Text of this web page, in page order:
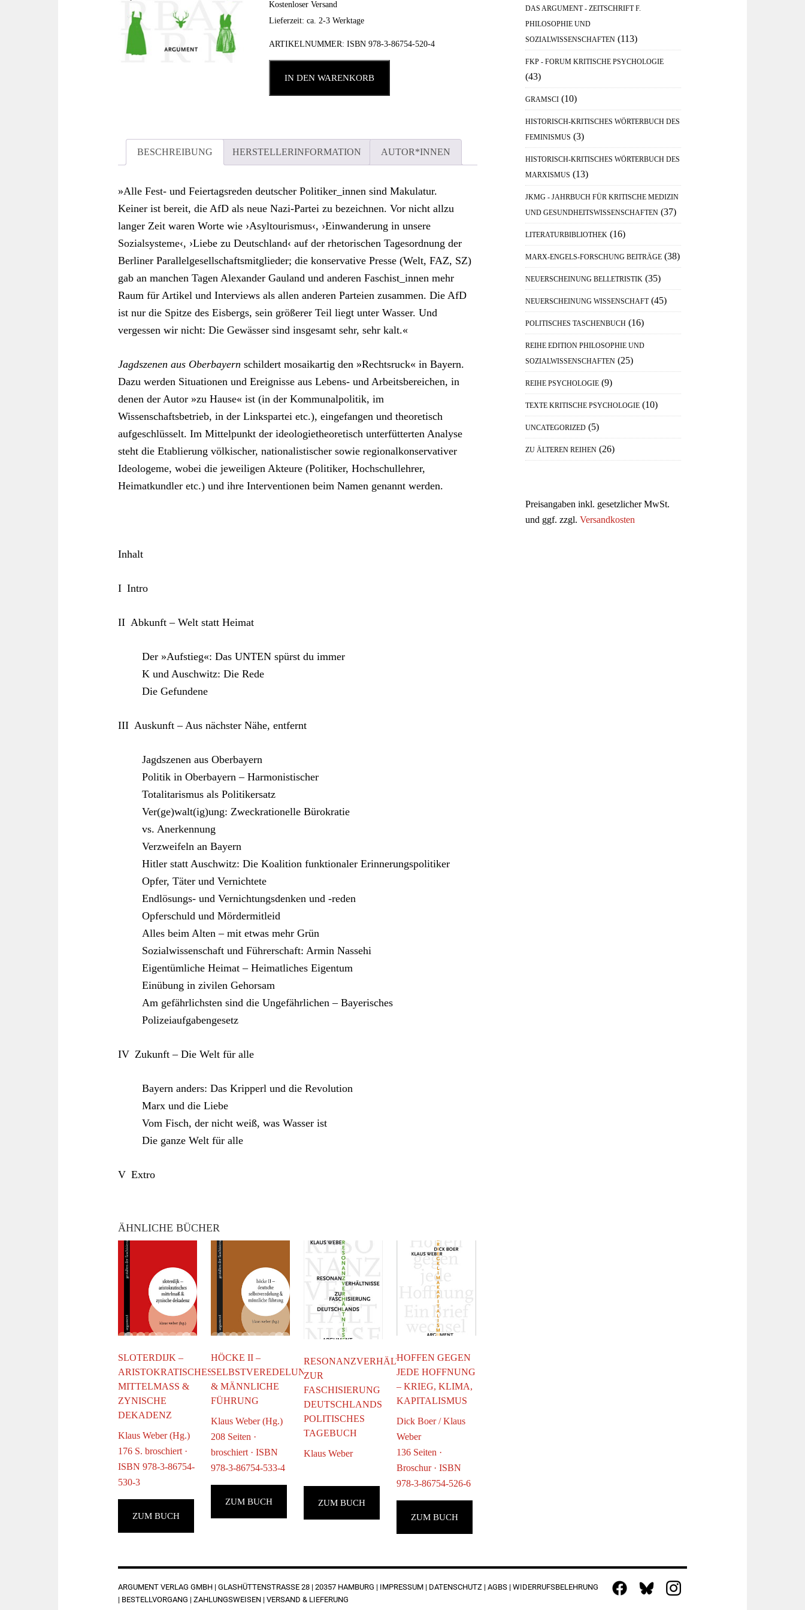
Kostenloser Versand
Lieferzeit: ca. 2-3 Werktage
ARTIKELNUMMER: ISBN 978-3-86754-520-4
IN DEN WARENKORB
BESCHREIBUNG HERSTELLERINFORMATION AUTOR*INNEN
»Alle Fest- und Feiertagsreden deutscher Politiker_innen sind Makulatur.
Keiner ist bereit, die AfD als neue Nazi-Partei zu bezeichnen. Vor nicht allzu
langer Zeit waren Worte wie ›Asyltourismus‹, ›Einwanderung in unsere
Sozialsysteme‹, ›Liebe zu Deutschland‹ auf der rhetorischen Tagesordnung der
Berliner Parallelgesellschaftsmitglieder; die konservative Presse (Welt, FAZ, SZ)
gab an manchen Tagen Alexander Gauland und anderen Faschist_innen mehr
Raum für Artikel und Interviews als allen anderen Parteien zusammen. Die AfD
ist nur die Spitze des Eisbergs, sein größerer Teil liegt unter Wasser. Und
vergessen wir nicht: Die Gewässer sind insgesamt sehr, sehr kalt.«
Jagdszenen aus Oberbayern schildert mosaikartig den »Rechtsruck« in Bayern.
Dazu werden Situationen und Ereignisse aus Lebens- und Arbeitsbereichen, in
denen der Autor »zu Hause« ist (in der Kommunalpolitik, im
Wissenschaftsbetrieb, in der Linkspartei etc.), eingefangen und theoretisch
aufgeschlüsselt. Im Mittelpunkt der ideologietheoretisch unterfütterten Analyse
steht die Etablierung völkischer, nationalistischer sowie regionalkonservativer
Ideologeme, wobei die jeweiligen Akteure (Politiker, Hochschullehrer,
Heimatkundler etc.) und ihre Interventionen beim Namen genannt werden.
Inhalt
I Intro
II Abkunft – Welt statt Heimat
Der »Aufstieg«: Das UNTEN spürst du immer
K und Auschwitz: Die Rede
Die Gefundene
III Auskunft – Aus nächster Nähe, entfernt
Jagdszenen aus Oberbayern
Politik in Oberbayern – Harmonistischer
Totalitarismus als Politikersatz
Ver(ge)walt(ig)ung: Zweckrationelle Bürokratie
vs. Anerkennung
Verzweifeln an Bayern
Hitler statt Auschwitz: Die Koalition funktionaler Erinnerungspolitiker
Opfer, Täter und Vernichtete
Endlösungs- und Vernichtungsdenken und -reden
Opferschuld und Mördermitleid
Alles beim Alten – mit etwas mehr Grün
Sozialwissenschaft und Führerschaft: Armin Nassehi
Eigentümliche Heimat – Heimatliches Eigentum
Einübung in zivilen Gehorsam
Am gefährlichsten sind die Ungefährlichen – Bayerisches
Polizeiaufgabengesetz
IV Zukunft – Die Welt für alle
Bayern anders: Das Kripperl und die Revolution
Marx und die Liebe
Vom Fisch, der nicht weiß, was Wasser ist
Die ganze Welt für alle
V Extro
ÄHNLICHE BÜCHER
SLOTERDIJK –
ARISTOKRATISCHES
MITTELMASS & Z
YNISCHE D
EKADENZ
Klaus Weber (Hg.)
176 S. broschiert ·
ISBN 978-3-86754-
530-3
ZUM BUCH
HÖCKE II –
SELBSTVEREDELUNG
& MÄNNLICHE
FÜHRUNG
Klaus Weber (Hg.)
208 Seiten ·
broschiert · ISBN
978-3-86754-533-4
ZUM BUCH
RESONANZVERHÄLTNISSE
ZUR
FASCHISIERUNG
DEUTSCHLANDS
POLITISCHES
TAGEBUCH
Klaus Weber
ZUM BUCH
HOFFEN GEGEN
JEDE HOFFNUNG
– KRIEG, KLIMA,
KAPITALISMUS
Dick Boer / Klaus
Weber
136 Seiten ·
Broschur · ISBN
978-3-86754-526-6
ZUM BUCH
DAS ARGUMENT - ZEITSCHRIFT F.
PHILOSOPHIE UND
SOZIALWISSENSCHAFTEN (113)
FKP - FORUM KRITISCHE PSYCHOLOGIE
(43)
GRAMSCI (10)
HISTORISCH-KRITISCHES WÖRTERBUCH DES
FEMINISMUS (3)
HISTORISCH-KRITISCHES WÖRTERBUCH DES
MARXISMUS (13)
JKMG - JAHRBUCH FÜR KRITISCHE MEDIZIN
UND GESUNDHEITSWISSENSCHAFTEN (37)
LITERATURBIBLIOTHEK (16)
MARX-ENGELS-FORSCHUNG BEITRÄGE (38)
NEUERSCHEINUNG BELLETRISTIK (35)
NEUERSCHEINUNG WISSENSCHAFT (45)
POLITISCHES TASCHENBUCH (16)
REIHE EDITION PHILOSOPHIE UND
SOZIALWISSENSCHAFTEN (25)
REIHE PSYCHOLOGIE (9)
TEXTE KRITISCHE PSYCHOLOGIE (10)
UNCATEGORIZED (5)
ZU ÄLTEREN REIHEN (26)
Preisangaben inkl. gesetzlicher MwSt.
und ggf. zzgl. Versandkosten
FOOTER
ARGUMENT VERLAG GMBH | GLASHÜTTENSTRASSE 28 | 20357 HAMBURG | IMPRESSUM | DATENSCHUTZ | AGBS | WIDERRUFSBELEHRUNG
| BESTELLVORGANG | ZAHLUNGSWEISEN | VERSAND & LIEFERUNG